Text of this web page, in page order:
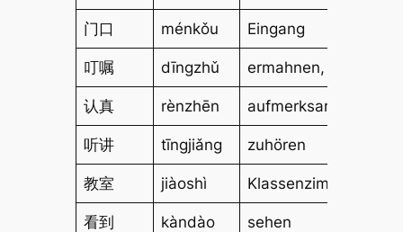
门口 ménkǒu Eingang
叮嘱 dīngzhǔ ermahnen, erinnern
认真 rènzhēn aufmerksam,
听讲 tīngjiǎng zuhören
教室 jiàoshì Klassenzimmer
看到 kàndào sehen